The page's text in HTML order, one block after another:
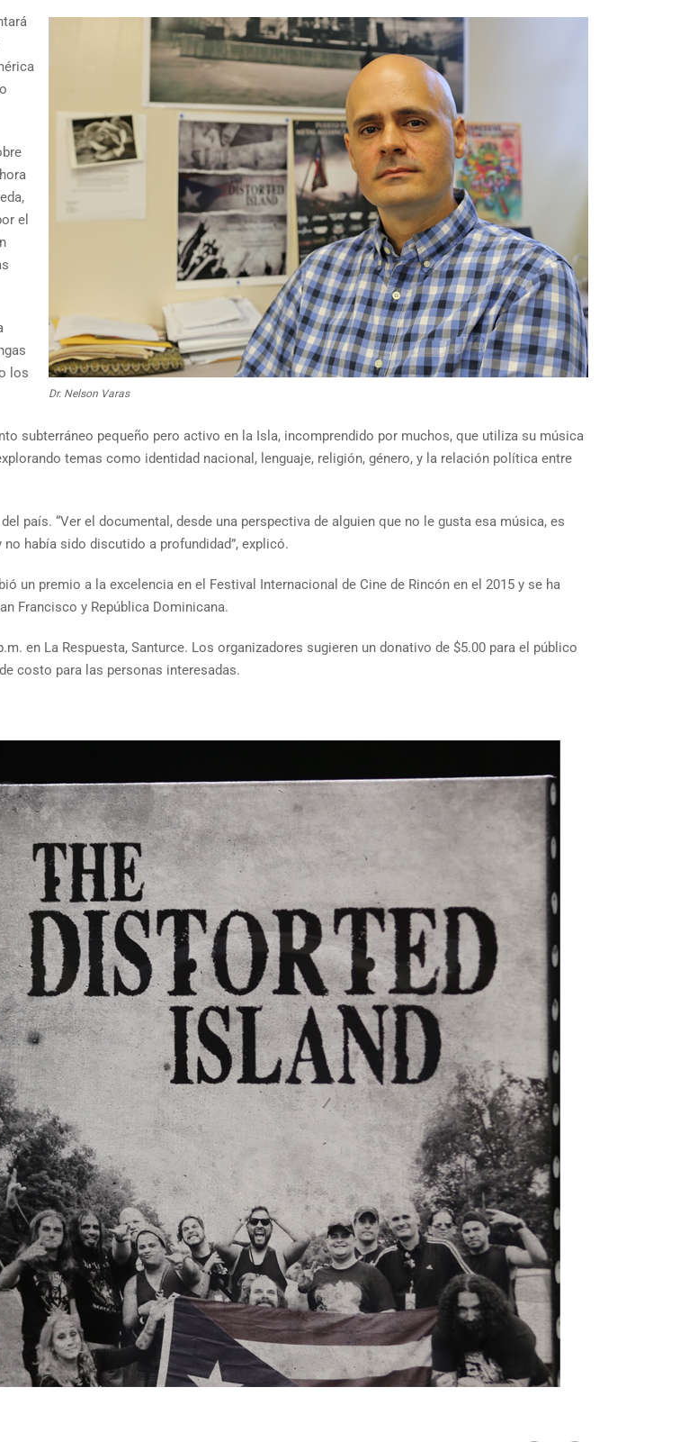
Dr. Nelson Varas
el
los
subterráneo pequeño pero activo en la Isla, incomprendido por muchos, que utiliza su música
temas como identidad nacional, lenguaje, religión, género, y la relación política entre
país. “Ver el documental, desde una perspectiva de alguien que no le gusta esa música, es
había sido discutido a profundidad”, explicó.
un premio a la excelencia en el Festival Internacional de Cine de Rincón en el 2015 y se ha
Francisco y República Dominicana.
en La Respuesta, Santurce. Los organizadores sugieren un donativo de $5.00 para el público
costo para las personas interesadas.